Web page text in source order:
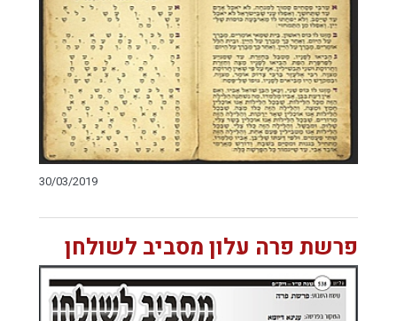
30/03/2019
פרשת פרה עלון מסביב לשולחן